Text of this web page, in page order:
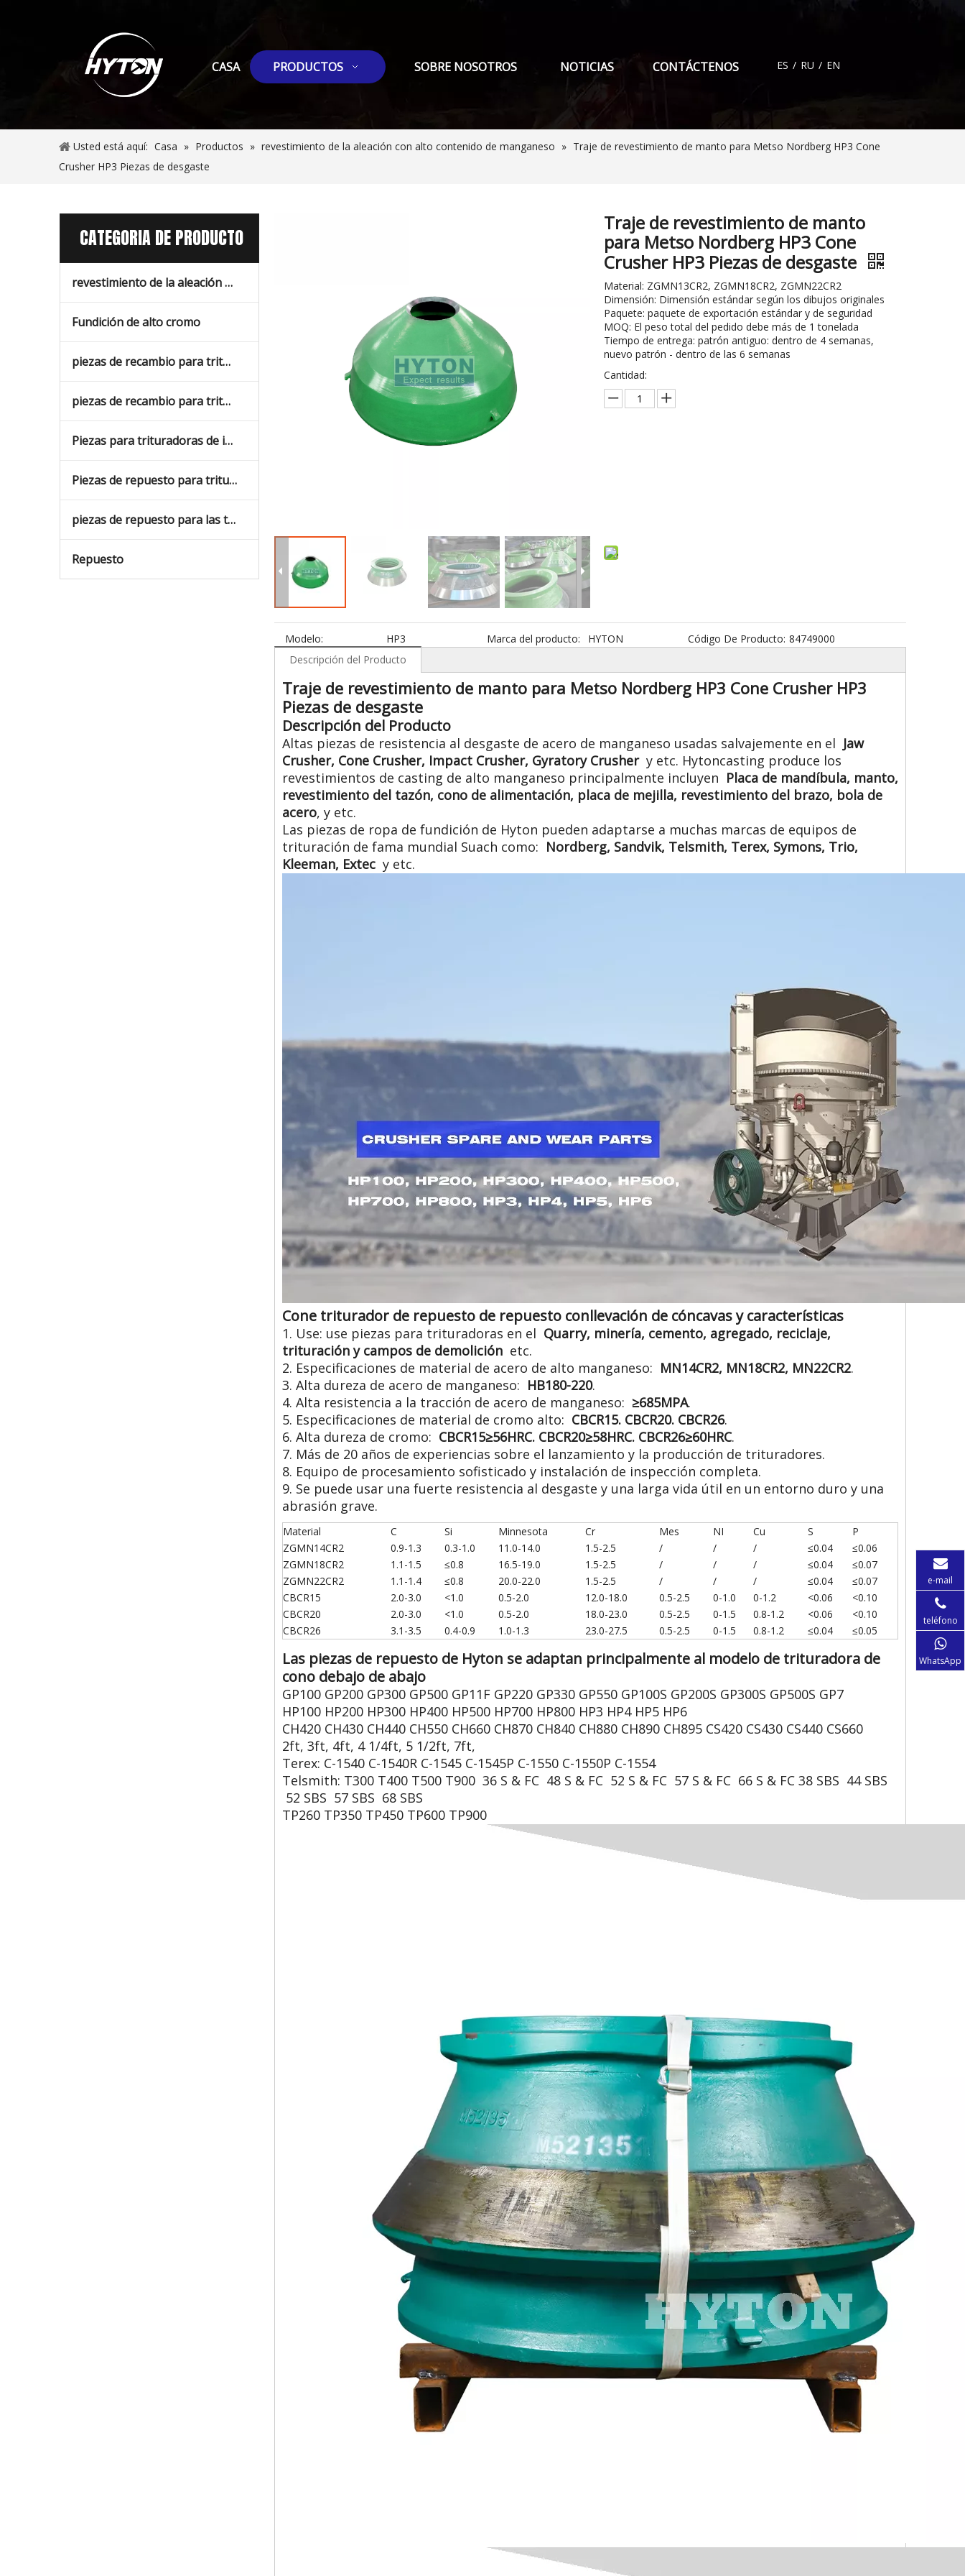
CASA PRODUCTOS SOBRE NOSOTROS NOTICIAS CONTÁCTENOS ES / RU / EN
Usted está aquí: Casa » Productos » revestimiento de la aleación con alto contenido de manganeso » Traje de revestimiento de manto para Metso Nordberg HP3 Cone
Crusher HP3 Piezas de desgaste
CATEGORIA DE PRODUCTO
revestimiento de la aleación con alto contenido de manganeso
Fundición de alto cromo
piezas de recambio para trituradoras de cono
piezas de recambio para trituradoras de mandíbulas
Piezas para trituradoras de impacto
Piezas de repuesto para trituradoras de impacto con un árbol vertical
piezas de repuesto para las trituradoras giratorias
Repuesto
Traje de revestimiento de manto
para Metso Nordberg HP3 Cone
Crusher HP3 Piezas de desgaste
Material: ZGMN13CR2, ZGMN18CR2, ZGMN22CR2
Dimensión: Dimensión estándar según los dibujos originales
Paquete: paquete de exportación estándar y de seguridad
MOQ: El peso total del pedido debe más de 1 tonelada
Tiempo de entrega: patrón antiguo: dentro de 4 semanas,
nuevo patrón - dentro de las 6 semanas
Cantidad:
Modelo: HP3 Marca del producto: HYTON Código De Producto: 84749000
Descripción del Producto
Traje de revestimiento de manto para Metso Nordberg HP3 Cone Crusher HP3
Piezas de desgaste
Descripción del Producto
Altas piezas de resistencia al desgaste de acero de manganeso usadas salvajemente en el Jaw
Crusher, Cone Crusher, Impact Crusher, Gyratory Crushery etc. Hytoncasting produce los
revestimientos de casting de alto manganeso principalmente incluyen Placa de mandíbula, manto,
revestimiento del tazón, cono de alimentación, placa de mejilla, revestimiento del brazo, bola de
acero, y etc.
Las piezas de ropa de fundición de Hyton pueden adaptarse a muchas marcas de equipos de
trituración de fama mundial Suach como: Nordberg, Sandvik, Telsmith, Terex, Symons, Trio,
Kleeman, Extec y etc.
Cone triturador de repuesto de repuesto conllevación de cóncavas y características
1. Use: use piezas para trituradoras en el Quarry, minería, cemento, agregado, reciclaje,
trituración y campos de demolición etc.
2. Especificaciones de material de acero de alto manganeso: MN14CR2, MN18CR2, MN22CR2.
3. Alta dureza de acero de manganeso: HB180-220.
4. Alta resistencia a la tracción de acero de manganeso: ≥685MPA.
5. Especificaciones de material de cromo alto: CBCR15. CBCR20. CBCR26.
6. Alta dureza de cromo: CBCR15≥56HRC. CBCR20≥58HRC. CBCR26≥60HRC.
7. Más de 20 años de experiencias sobre el lanzamiento y la producción de trituradores.
8. Equipo de procesamiento sofisticado y instalación de inspección completa.
9. Se puede usar una fuerte resistencia al desgaste y una larga vida útil en un entorno duro y una
abrasión grave.
Material C Si Minnesota Cr Mes NI Cu S
P
ZGMN14CR2
0.9-1.3 0.3-1.0 11.0-14.0 1.5-2.5 / / / ≤0.04
≤0.06
ZGMN18CR2
1.1-1.5 ≤0.8 16.5-19.0 1.5-2.5 / / / ≤0.04
≤0.07
ZGMN22CR2
1.1-1.4 ≤0.8 20.0-22.0 1.5-2.5 / / / ≤0.04
≤0.07
CBCR15
2.0-3.0 <1.0 0.5-2.0 12.0-18.0 0.5-2.5 0-1.0 0-1.2 <0.06
<0.10
CBCR20
2.0-3.0 <1.0 0.5-2.0 18.0-23.0 0.5-2.5 0-1.5 0.8-1.2 <0.06
<0.10
CBCR26
3.1-3.5 0.4-0.9 1.0-1.3 23.0-27.5 0.5-2.5 0-1.5 0.8-1.2 ≤0.04 ≤0.05
Las piezas de repuesto de Hyton se adaptan principalmente al modelo de trituradora de
cono debajo de abajo
GP100 GP200 GP300 GP500 GP11F GP220 GP330 GP550 GP100S GP200S GP300S GP500S GP7
HP100 HP200 HP300 HP400 HP500 HP700 HP800 HP3 HP4 HP5 HP6
CH420 CH430 CH440 CH550 CH660 CH870 CH840 CH880 CH890 CH895 CS420 CS430 CS440 CS660
2ft, 3ft, 4ft, 4 1/4ft, 5 1/2ft, 7ft,
Terex: C-1540 C-1540R C-1545 C-1545P C-1550 C-1550P C-1554
Telsmith: T300 T400 T500 T900 36 S & FC 48 S & FC 52 S & FC 57 S & FC 66 S & FC 38 SBS 44 SBS
52 SBS 57 SBS 68 SBS
TP260 TP350 TP450 TP600 TP900
e-mail
teléfono
WhatsApp